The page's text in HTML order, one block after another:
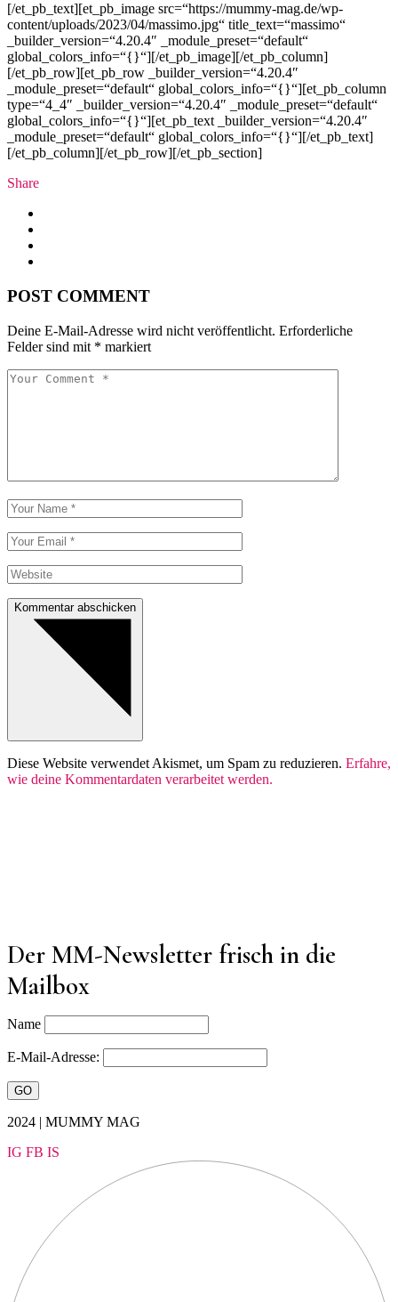
[/et_pb_text][et_pb_image src=“https://mummy-mag.de/wp-
content/uploads/2023/04/massimo.jpg“ title_text=“massimo“
_builder_version=“4.20.4″ _module_preset=“default“
global_colors_info=“{}“][/et_pb_image][/et_pb_column]
[/et_pb_row][et_pb_row _builder_version=“4.20.4″
_module_preset=“default“ global_colors_info=“{}“][et_pb_column
type=“4_4″ _builder_version=“4.20.4″ _module_preset=“default“
global_colors_info=“{}“][et_pb_text _builder_version=“4.20.4″
_module_preset=“default“ global_colors_info=“{}“][/et_pb_text]
[/et_pb_column][/et_pb_row][/et_pb_section]
Share
POST COMMENT
Deine E-Mail-Adresse wird nicht veröffentlicht. Erforderliche
Felder sind mit * markiert
Kommentar abschicken
Diese Website verwendet Akismet, um Spam zu reduzieren. Erfahre,
wie deine Kommentardaten verarbeitet werden.
Der MM-Newsletter frisch in die
Mailbox
Name
E-Mail-Adresse:
2024 | MUMMY MAG
IG FB IS